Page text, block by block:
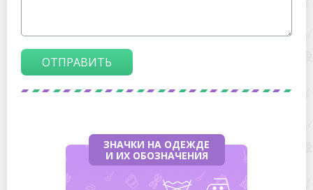
ОТПРАВИТЬ
ЗНАЧКИ НА ОДЕЖДЕ
И ИХ ОБОЗНАЧЕНИЯ